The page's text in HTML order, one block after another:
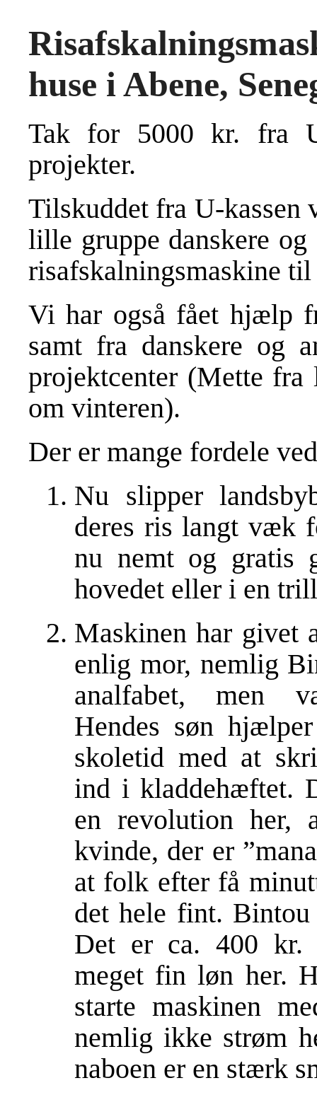
huse i Abene,
Tak for 5000 kr. fra
projekter.
Tilskuddet fra U-kassen
lille gruppe danskere og
risafskalningsmaskine
Vi har også fået hjælp
samt fra danskere og
projektcenter (Mette fra
om vinteren).
Der er mange fordele
Nu slipper
deres ris langt væk
nu nemt og gratis
hovedet eller i en
Maskinen har givet
enlig mor, nemlig
analfabet, men
Hendes søn
skoletid med at
ind i kladdehæftet.
en revolution her,
kvinde, der er
at folk efter få
det hele fint.
Det er ca. 400 kr.
meget fin løn her.
starte maskinen
nemlig ikke strøm
naboen er en stærk